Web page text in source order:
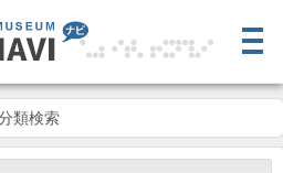
類検索